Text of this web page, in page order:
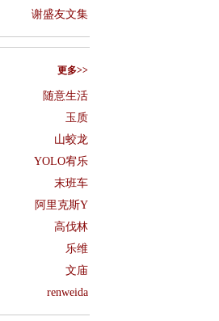
谢盛友文集
更多>>
随意生活
玉质
山蛟龙
YOLO宥乐
末班车
阿里克斯Y
高伐林
乐维
文庙
renweida